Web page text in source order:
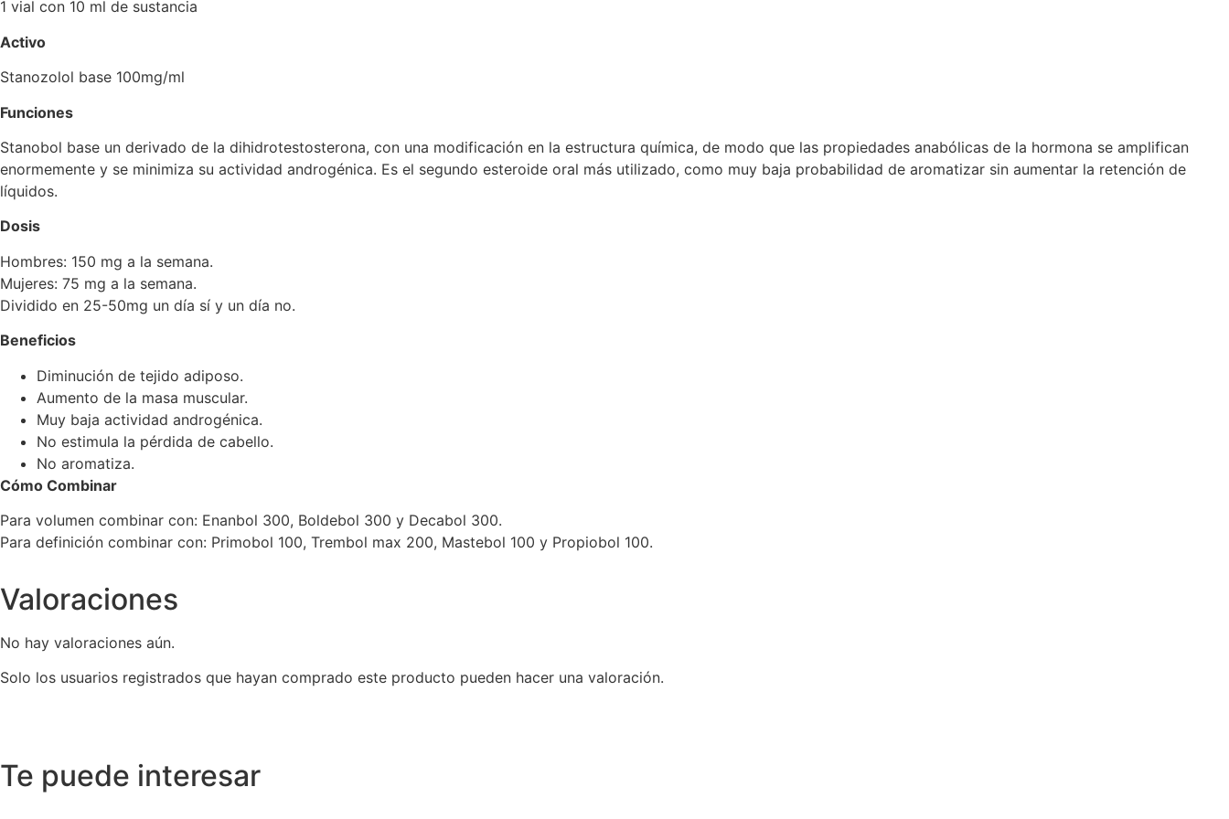
1 vial con 10 ml de sustancia
Activo
Stanozolol base 100mg/ml
Funciones
Stanobol base un derivado de la dihidrotestosterona, con una modificación en la estructura química, de modo que las propiedades anabólicas de la hormona se amplifican
enormemente y se minimiza su actividad androgénica. Es el segundo esteroide oral más utilizado, como muy baja probabilidad de aromatizar sin aumentar la retención de
líquidos.
Dosis
Hombres: 150 mg a la semana.
Mujeres: 75 mg a la semana.
Dividido en 25-50mg un día sí y un día no.
Beneficios
Diminución de tejido adiposo.
Aumento de la masa muscular.
Muy baja actividad androgénica.
No estimula la pérdida de cabello.
No aromatiza.
Cómo Combinar
Para volumen combinar con: Enanbol 300, Boldebol 300 y Decabol 300.
Para definición combinar con: Primobol 100, Trembol max 200, Mastebol 100 y Propiobol 100.
Valoraciones
No hay valoraciones aún.
Solo los usuarios registrados que hayan comprado este producto pueden hacer una valoración.
Te puede interesar